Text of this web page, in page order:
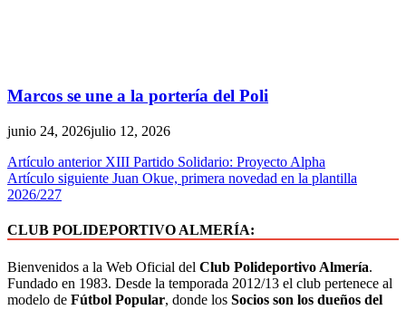
Marcos se une a la portería del Poli
junio 24, 2026julio 12, 2026
Navegación
de
Artículo anterior XIII Partido Solidario: Proyecto Alpha
Artículo siguiente Juan Okue, primera novedad en la plantilla
2026/227
CLUB POLIDEPORTIVO ALMERÍA:
Bienvenidos a la Web Oficial del Club Polideportivo Almería.
Fundado en 1983. Desde la temporada 2012/13 el club pertenece al
modelo de Fútbol Popular, donde los Socios son los dueños del